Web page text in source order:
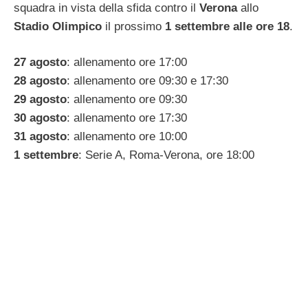
squadra in vista della sfida contro il Veronaallo
Stadio Olimpico il prossimo 1 settembre alle ore 18.
27 agosto: allenamento ore 17:00
28 agosto: allenamento ore 09:30 e 17:30
29 agosto: allenamento ore 09:30
30 agosto: allenamento ore 17:30
31 agosto: allenamento ore 10:00
1 settembre: Serie A, Roma-Verona, ore 18:00